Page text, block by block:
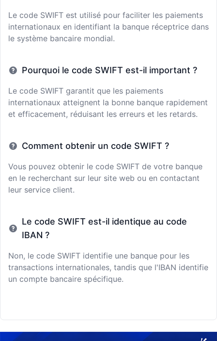
Le code SWIFT est utilisé pour faciliter les paiements
internationaux en identifiant la banque réceptrice dans
le système bancaire mondial.
Pourquoi le code SWIFT est-il important ?
Le code SWIFT garantit que les paiements
internationaux atteignent la bonne banque rapidement
et efficacement, réduisant les erreurs et les retards.
Comment obtenir un code SWIFT ?
Vous pouvez obtenir le code SWIFT de votre banque
en le recherchant sur leur site web ou en contactant
leur service client.
Le code SWIFT est-il identique au code
IBAN ?
Non, le code SWIFT identifie une banque pour les
transactions internationales, tandis que l'IBAN identifie
un compte bancaire spécifique.